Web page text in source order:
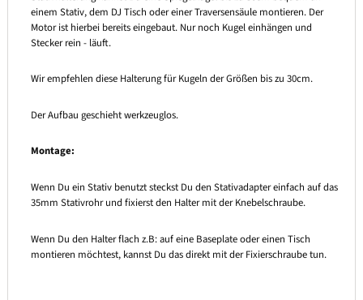
einem Stativ, dem DJ Tisch oder einer Traversensäule montieren. Der
Motor ist hierbei bereits eingebaut. Nur noch Kugel einhängen und
Stecker rein - läuft.
Wir empfehlen diese Halterung für Kugeln der Größen bis zu 30cm.
Der Aufbau geschieht werkzeuglos.
Montage:
Wenn Du ein Stativ benutzt steckst Du den Stativadapter einfach auf das
35mm Stativrohr und fixierst den Halter mit der Knebelschraube.
Wenn Du den Halter flach z.B: auf eine Baseplate oder einen Tisch
montieren möchtest, kannst Du das direkt mit der Fixierschraube tun.